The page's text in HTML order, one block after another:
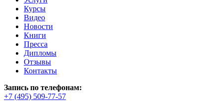
Курсы
Видео
Новости
Книги
Пресса
Дипломы
Отзывы
Контакты
Запись по телефонам:
+7 (495) 509-77-57